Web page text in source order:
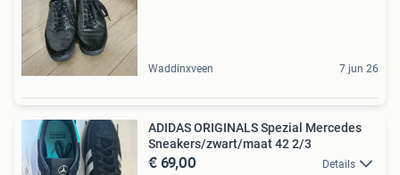
Waddinxveen 7 jun 26
ADIDAS ORIGINALS Spezial Mercedes
Sneakers/zwart/maat 42 2/3
€ 69,00 Details